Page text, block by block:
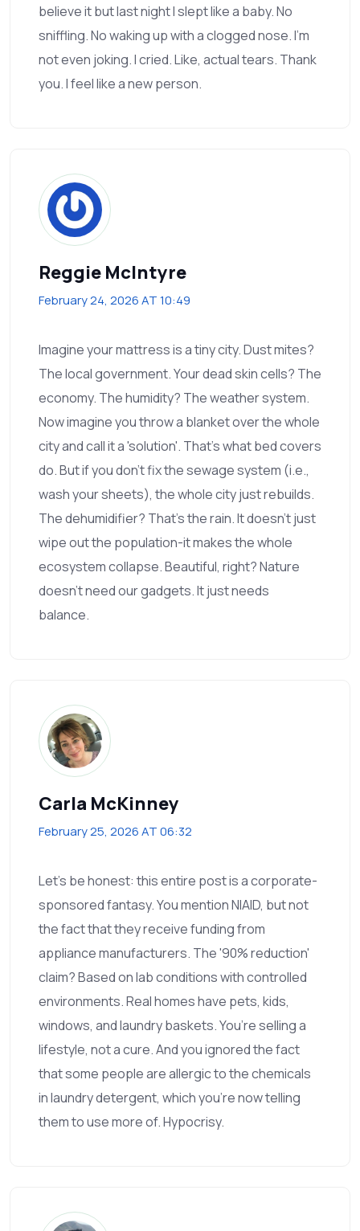
believe it but last night I slept like a baby. No
sniffling. No waking up with a clogged nose. I’m
not even joking. I cried. Like, actual tears. Thank
you. I feel like a new person.
Reggie McIntyre
February 24, 2026 AT 10:49
Imagine your mattress is a tiny city. Dust mites?
The local government. Your dead skin cells? The
economy. The humidity? The weather system.
Now imagine you throw a blanket over the whole
city and call it a 'solution'. That's what bed covers
do. But if you don't fix the sewage system (i.e.,
wash your sheets), the whole city just rebuilds.
The dehumidifier? That's the rain. It doesn't just
wipe out the population-it makes the whole
ecosystem collapse. Beautiful, right? Nature
doesn't need our gadgets. It just needs
balance.
Carla McKinney
February 25, 2026 AT 06:32
Let’s be honest: this entire post is a corporate-
sponsored fantasy. You mention NIAID, but not
the fact that they receive funding from
appliance manufacturers. The '90% reduction'
claim? Based on lab conditions with controlled
environments. Real homes have pets, kids,
windows, and laundry baskets. You’re selling a
lifestyle, not a cure. And you ignored the fact
that some people are allergic to the chemicals
in laundry detergent, which you’re now telling
them to use more of. Hypocrisy.